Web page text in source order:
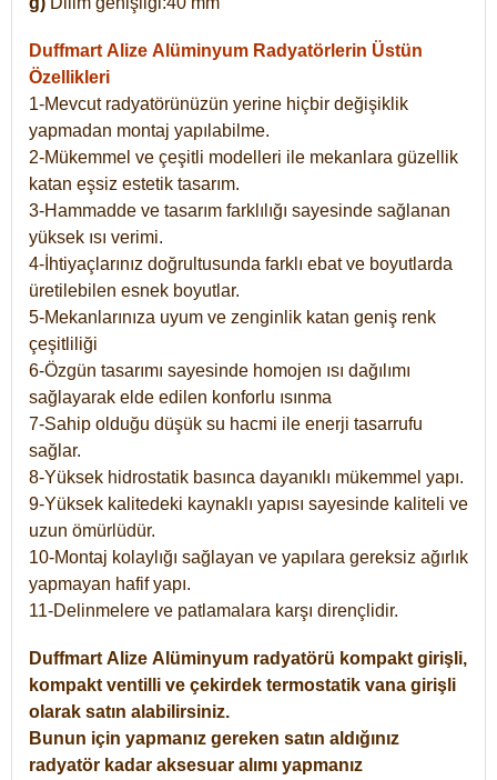
Duffmart Alize Alüminyum Radyatörlerin Üstün
Özellikleri
1-Mevcut radyatörünüzün yerine hiçbir değişiklik
yapmadan montaj yapılabilme.
2-Mükemmel ve çeşitli modelleri ile mekanlara güzellik
katan eşsiz estetik tasarım.
3-Hammadde ve tasarım farklılığı sayesinde sağlanan
yüksek ısı verimi.
4-İhtiyaçlarınız doğrultusunda farklı ebat ve boyutlarda
üretilebilen esnek boyutlar.
5-Mekanlarınıza uyum ve zenginlik katan geniş renk
çeşitliliği
6-Özgün tasarımı sayesinde homojen ısı dağılımı
sağlayarak elde edilen konforlu ısınma
7-Sahip olduğu düşük su hacmi ile enerji tasarrufu
sağlar.
8-Yüksek hidrostatik basınca dayanıklı mükemmel yapı.
9-Yüksek kalitedeki kaynaklı yapısı sayesinde kaliteli ve
uzun ömürlüdür.
10-Montaj kolaylığı sağlayan ve yapılara gereksiz ağırlık
yapmayan hafif yapı.
11-Delinmelere ve patlamalara karşı dirençlidir.
Duffmart Alize Alüminyum radyatörü kompakt girişli,
kompakt ventilli ve çekirdek termostatik vana girişli
olarak satın alabilirsiniz.
Bunun için yapmanız gereken satın aldığınız
radyatör kadar aksesuar alımı yapmanız